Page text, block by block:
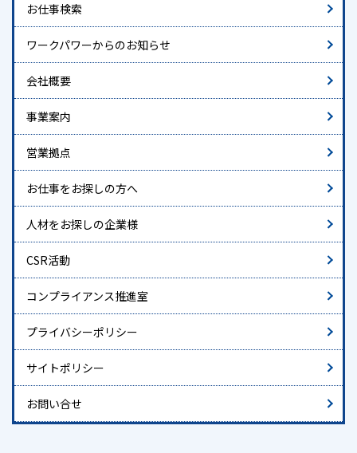
お仕事検索
ワークパワーからのお知らせ
会社概要
事業案内
営業拠点
お仕事をお探しの方へ
人材をお探しの企業様
CSR活動
コンプライアンス推進室
プライバシーポリシー
サイトポリシー
お問い合せ